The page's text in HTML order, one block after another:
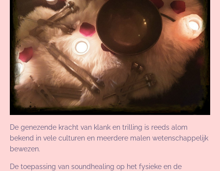
De genezende kracht van klank en trilling is reeds alom
bekend in vele culturen en meerdere malen wetenschappelijk
bewezen.
De toepassing van soundhealing op het fysieke en de